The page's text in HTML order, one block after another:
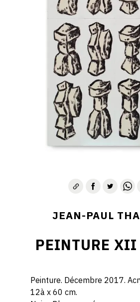
OBJET / SIGNE
PEINTURE
SCULPTURE
CONTACT
JEAN-PAUL
PEINTURE
Peinture. Décembre 2017.
12à x 60 cm.